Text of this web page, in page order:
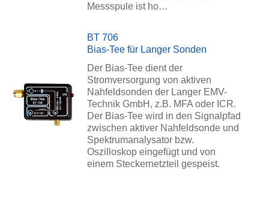
Messspule ist ho…
BT 706
Bias-Tee für Langer Sonden
Der Bias-Tee dient der
Stromversorgung von aktiven
Nahfeldsonden der Langer EMV-
Technik GmbH, z.B. MFA oder ICR.
Der Bias-Tee wird in den Signalpfad
zwischen aktiver Nahfeldsonde und
Spektrumanalysator bzw.
Oszilloskop eingefügt und von
einem Steckernetzteil gespeist.